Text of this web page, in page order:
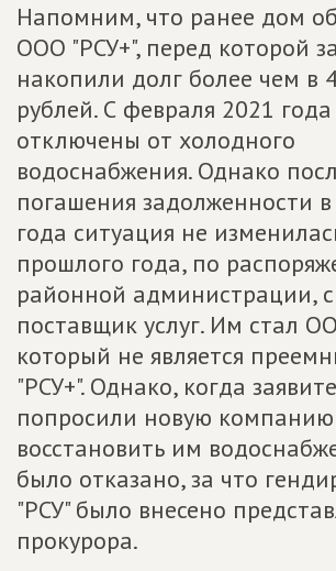
Напомним, что ранее дом
ООО "РСУ+", перед которой
накопили долг более чем в
рублей. С февраля 2021
отключены от холодного
водоснабжения. Однако
погашения задолженности
года ситуация не
прошлого года, по
районной администрации,
поставщик услуг. Им стал
который не является
"РСУ+". Однако, когда
попросили новую компанию
восстановить им
было отказано, за что
"РСУ" было внесено
прокурора.